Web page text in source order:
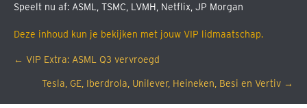
Speelt nu af: ASML, TSMC, LVMH, Netflix, JP Morgan
Deze inhoud kun je bekijken met jouw VIP lidmaatschap.
Posts
navigation
← VIP Extra: ASML Q3 vervroegd
Tesla, GE, Iberdrola, Unilever, Heineken, Besi en Vertiv →